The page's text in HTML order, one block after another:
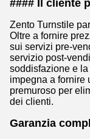
#### Il cliente
Zento Turnstile
Oltre a fornire
sui servizi pre-
servizio post-
soddisfazione e
impegna a fornire
premuroso per
dei clienti.
Garanzia